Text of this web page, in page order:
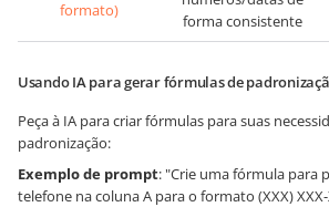
formato)
forma consistente
Usando IA para gerar fórmulas de
Peça à IA para criar fórmulas para suas
padronização:
Exemplo de prompt: "Crie uma fórmula para
telefone na coluna A para o formato (XXX) XXX-